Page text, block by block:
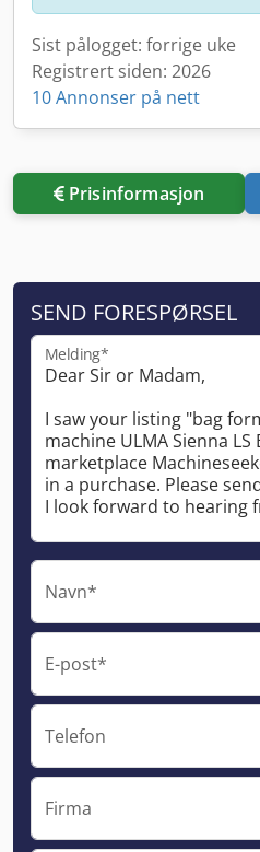
Sist pålogget: forrige uke
Registrert siden: 2026
10 Annonser på nett
Prisinformasjon
SEND FORESPØRSEL
Melding*
Navn*
E-post*
Telefon
Firma